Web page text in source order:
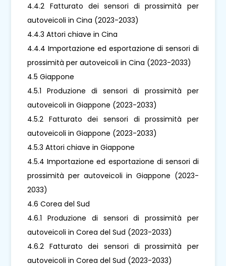
4.4.2 Fatturato dei sensori di prossimità per
autoveicoli in Cina (2023-2033)
4.4.3 Attori chiave in Cina
4.4.4 Importazione ed esportazione di sensori di
prossimità per autoveicoli in Cina (2023-2033)
4.5 Giappone
4.5.1 Produzione di sensori di prossimità per
autoveicoli in Giappone (2023-2033)
4.5.2 Fatturato dei sensori di prossimità per
autoveicoli in Giappone (2023-2033)
4.5.3 Attori chiave in Giappone
4.5.4 Importazione ed esportazione di sensori di
prossimità per autoveicoli in Giappone (2023-
2033)
4.6 Corea del Sud
4.6.1 Produzione di sensori di prossimità per
autoveicoli in Corea del Sud (2023-2033)
4.6.2 Fatturato dei sensori di prossimità per
autoveicoli in Corea del Sud (2023-2033)